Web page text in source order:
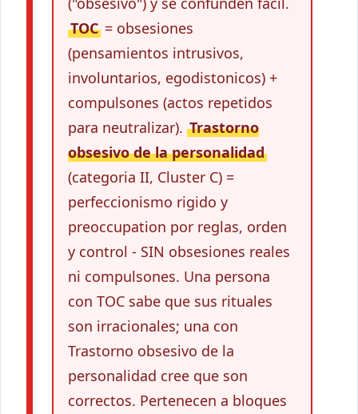
TOC = obsesiones
(pensamientos intrusivos,
involuntarios, egodistonicos) +
compulsones (actos repetidos
para neutralizar). Trastorno
obsesivo de la personalidad
(categoria II, Cluster C) =
perfeccionismo rigido y
preoccupation por reglas, orden
y control - SIN obsesiones reales
ni compulsones. Una persona
con TOC sabe que sus rituales
son irracionales; una con
Trastorno obsesivo de la
personalidad cree que son
correctos. Pertenecen a bloques